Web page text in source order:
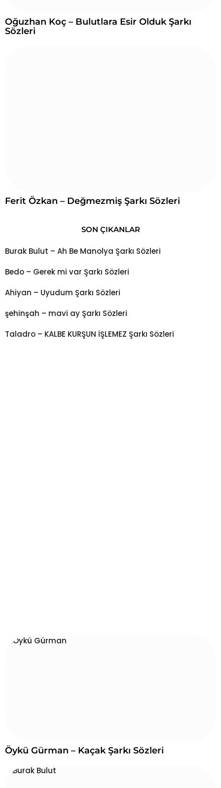
Oğuzhan Koç – Bulutlara Esir Olduk Şarkı
Sözleri
Ferit Özkan – Değmezmiş Şarkı Sözleri
SON ÇIKANLAR
Burak Bulut – Ah Be Manolya Şarkı Sözleri
Bedo – Gerek mi var Şarkı Sözleri
Ahiyan – Uyudum Şarkı Sözleri
şehinşah – mavi ay Şarkı Sözleri
Taladro – KALBE KURŞUN İŞLEMEZ Şarkı Sözleri
Öykü Gürman – Kaçak Şarkı Sözleri